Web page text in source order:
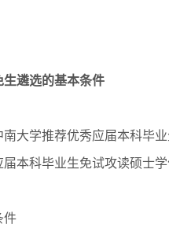
生遴选的基本条件
大学推荐优秀应届本科毕
届本科毕业生免试攻读硕士
件